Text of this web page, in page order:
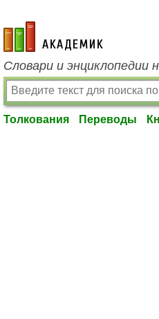
academic.ru
Словари и энциклопедии
Толкования Переводы